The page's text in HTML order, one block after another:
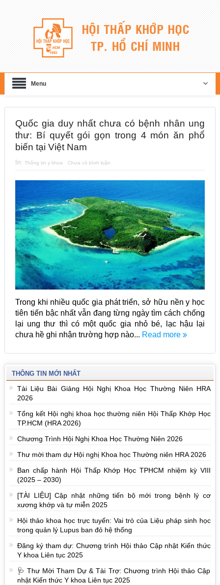
Menu
Quốc gia duy nhất chưa có bệnh nhân ung
thư: Bí quyết gói gọn trong 4 món ăn phổ
biến tại Việt Nam
In: Thông tin y khoa Chưa có bình luận
Trong khi nhiều quốc gia phát triển, sở hữu nền y học
tiên tiến bậc nhất vẫn đang từng ngày tìm cách chống
lại ung thư thì có một quốc gia nhỏ bé, lạc hậu lại
chưa hề ghi nhận trường hợp nào... Read more
THÔNG TIN MỚI NHẤT
Tài Liệu Bài Giảng Hội Nghị Khoa Học Thường Niên HRA
2026
Tổng kết Hội nghị khoa học thường niên Hội Thấp Khớp Học
TP.HCM (HRA 2026)
Chương Trình Hội Nghị Khoa Học Thường Niên 2026
Thư mời tham dự Hội nghị Khoa học Thường niên HRA 2026
Ban chấp hành Hội Thấp Khớp Học TPHCM nhiệm kỳ VIII
(2025 – 2030)
[TÀI LIỆU] Cập nhật những tiến bộ mới trong bệnh lý cơ
xương khớp và tự miễn 2025
Hội thảo khoa học trực tuyến: Vai trò của Liệu pháp sinh học
trong quản lý Lupus ban đỏ hệ thống
Đăng ký tham dự: Chương trình Hội thảo Cập nhật Kiến thức
Y khoa Liên tục 2025
🩺 Thư Mời Tham Dự & Tài Trợ: Chương trình Hội thảo Cập
nhật Kiến thức Y khoa Liên tục 2025